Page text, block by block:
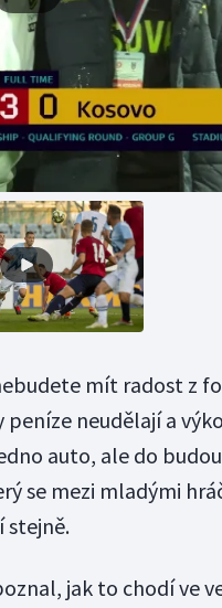
mít radost z
neudělají a
auto, ale do
se mezi mladými
stejně.
jak to chodí ve